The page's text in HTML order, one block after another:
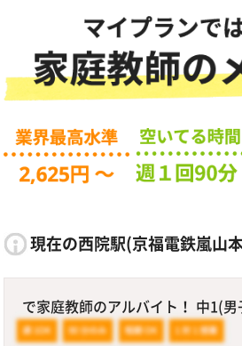
現在の西院駅(京福電鉄嵐山
で家庭教師のアルバイト！ 中1(男